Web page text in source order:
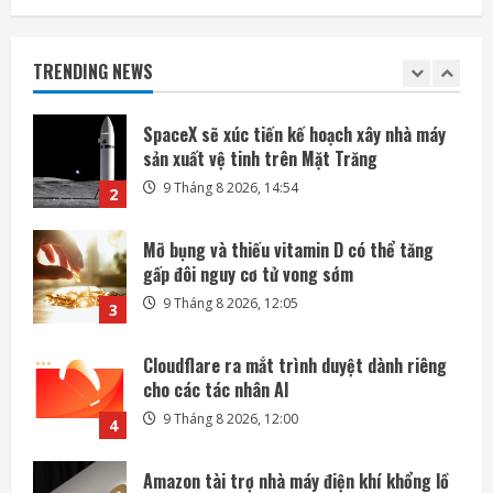
TRENDING NEWS
2
SpaceX sẽ xúc tiến kế hoạch xây nhà máy
3
Mỡ bụng và thiếu vitamin D có thể tăng
gấp đôi nguy cơ tử vong sớm
9 Tháng 8 2026, 12:05
4
Cloudflare ra mắt trình duyệt dành riêng
cho các tác nhân AI
9 Tháng 8 2026, 12:00
5
Amazon tài trợ nhà máy điện khí khổng lồ
phục vụ các trung tâm dữ liệu
9 Tháng 8 2026, 09:23
Các kỹ sư chạy đua cứu tàu vũ trụ LINK